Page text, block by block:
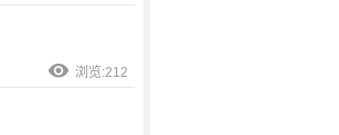
浏览:212